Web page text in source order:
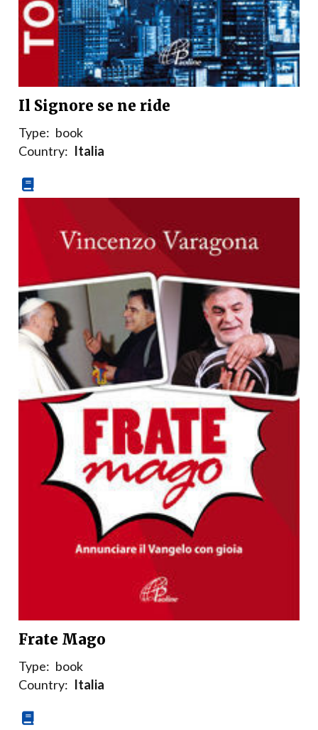
Il Signore se ne ride
Type: book
Country: Italia
Frate Mago
Type: book
Country: Italia